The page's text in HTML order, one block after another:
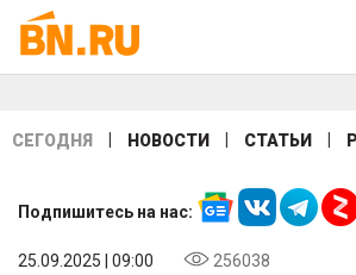
СЕГОДНЯ НОВОСТИ СТАТЬИ
Подпишитесь на нас:
25.09.2025 | 09:00 256038